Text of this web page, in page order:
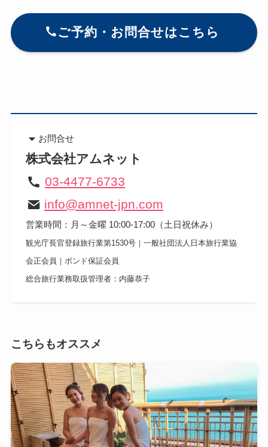
ご予約・お問合せはこちら
お問合せ
株式会社アムネット
03-4477-6733
info@amnet-jpn.com
営業時間：月～金曜 10:00-17:00（土日祝休み）
​観光庁長官登録旅行業第1530号｜一般社団法人日本旅行業協
会正会員｜ボンド保証会員
総合旅行業務取扱管理者：内藤恭子
こちらもオススメ